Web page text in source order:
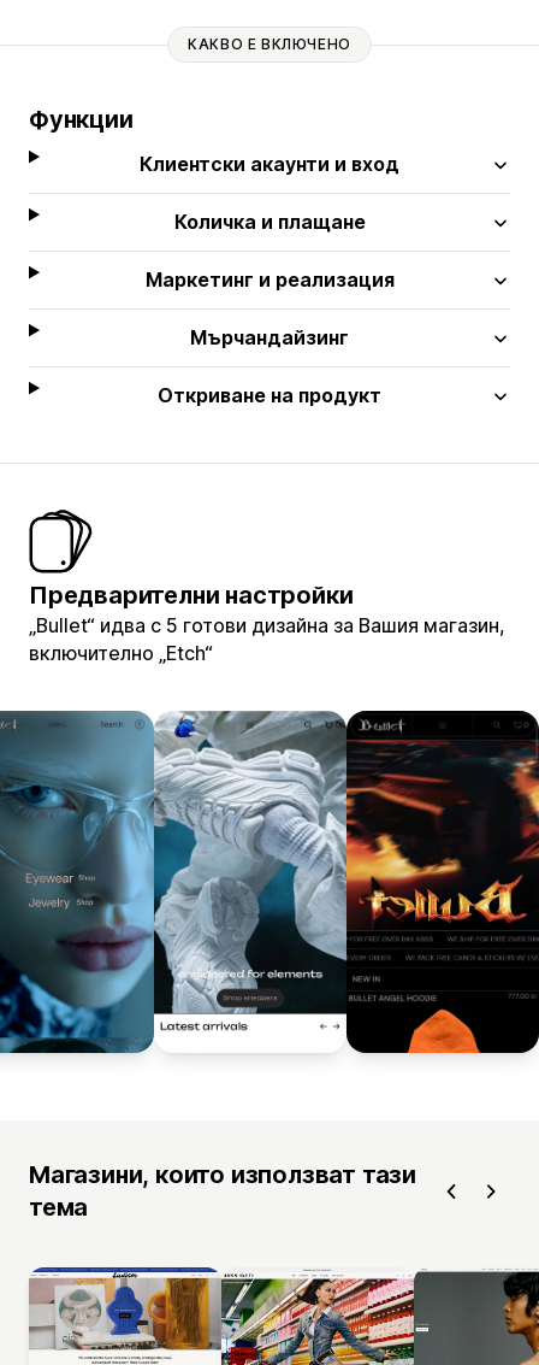
КАКВО Е ВКЛЮЧЕНО
Функции
Клиентски акаунти и вход
Количка и плащане
Маркетинг и реализация
Мърчандайзинг
Откриване на продукт
Предварителни настройки
„Bullet“ идва с 5 готови дизайна за Вашия магазин,
включително „Etch“
Магазини, които използват тази
тема